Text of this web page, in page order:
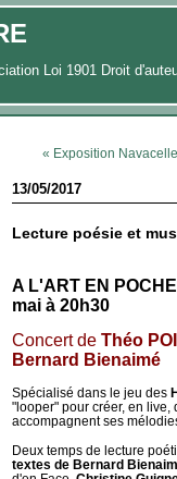
Loi 1901 Droit
« Exposition
13/05/2017
Lecture poésie et
A L'ART EN
mai à 20h30
Concert de Théo
Bernard Bienaimé
Spécialisé dans le jeu des
"looper" pour créer, en live,
accompagnent ses
Deux temps de lecture
textes de Bernard